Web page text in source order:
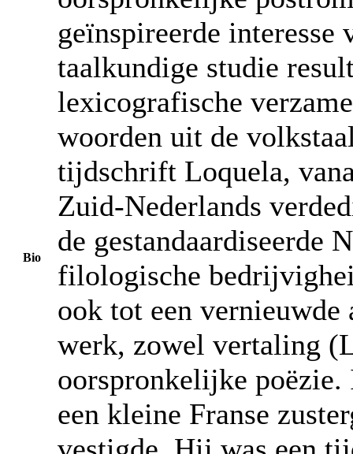
Bio
geïnspireerde interesse
taalkundige studie
lexicografische
woorden uit de
tijdschrift Loquela,
Zuid-Nederlands
de gestandaardiseerde
filologische
ook tot een
werk, zowel vertaling
oorspronkelijke
een kleine Franse